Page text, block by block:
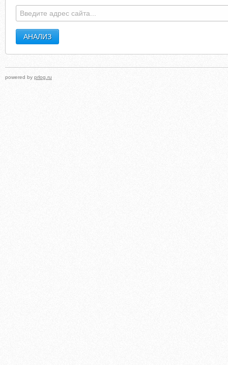
powered by prlog.ru